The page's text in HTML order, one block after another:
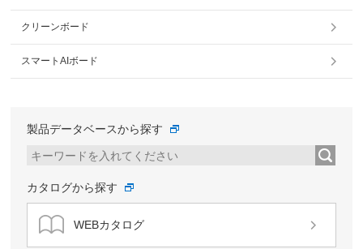
クリーンボード
スマートAIボード
製品データベースから探す
カタログから探す
WEBカタログ